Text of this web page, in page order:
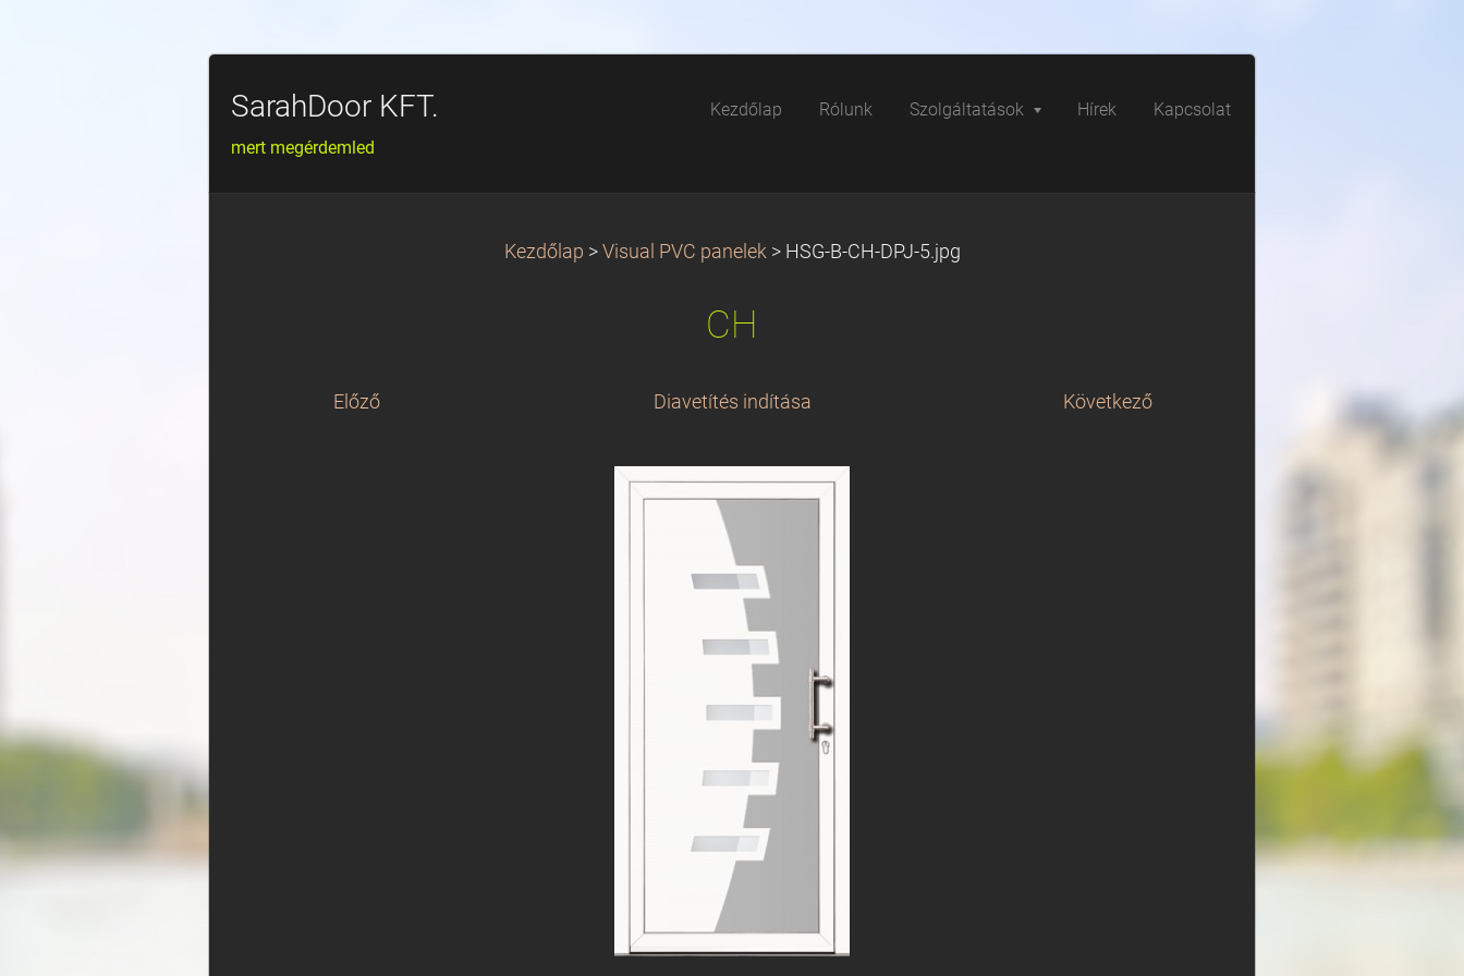
SarahDoor KFT.
mert megérdemled
Kezdőlap Rólunk Szolgáltatások Hírek Kapcsolat
Kezdőlap > Visual PVC panelek > HSG-B-CH-DPJ-5.jpg
CH
Előző Diavetítés indítása Következő